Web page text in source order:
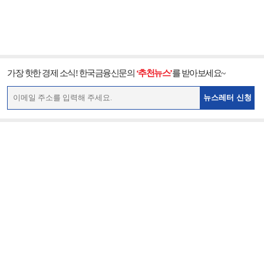
가장 핫한 경제 소식! 한국금융신문의 ‘추천뉴스’를 받아보세요~
뉴스레터 신청